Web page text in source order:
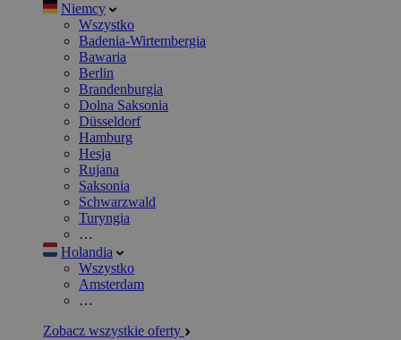
Niemcy
Wszystko
Badenia-Wirtembergia
Bawaria
Berlin
Brandenburgia
Dolna Saksonia
Düsseldorf
Hamburg
Hesja
Rujana
Saksonia
Schwarzwald
Turyngia
…
Holandia
Wszystko
Amsterdam
…
Zobacz wszystkie oferty